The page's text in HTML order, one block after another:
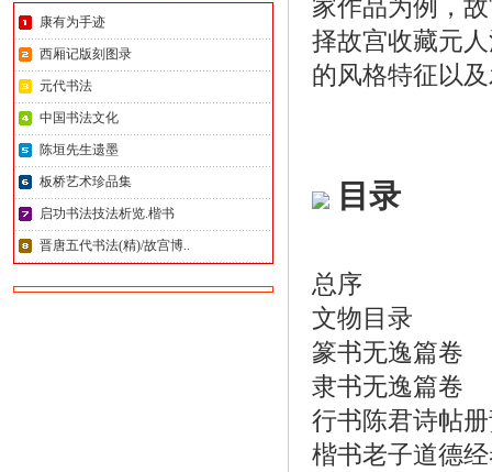
康有为手迹
西厢记版刻图录
元代书法
中国书法文化
陈垣先生遗墨
板桥艺术珍品集
启功书法技法析览.楷书
晋唐五代书法(精)/故宫博..
家作品为例，
择故宫收藏元
的风格特征以
目录
总序
文物目录
篆书无逸篇卷
隶书无逸篇卷
行书陈君诗帖
楷书老子道德